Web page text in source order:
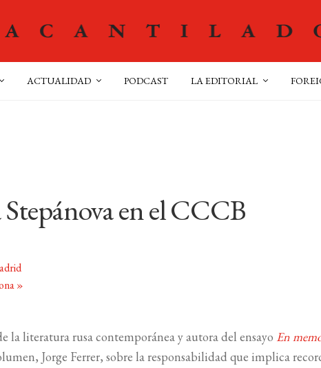
ACTUALIDAD PODCAST LA EDITORIAL
en el CCCB
»
la literatura rusa contemporánea y autora del ensayo En
Jorge Ferrer, sobre la responsabilidad que implica